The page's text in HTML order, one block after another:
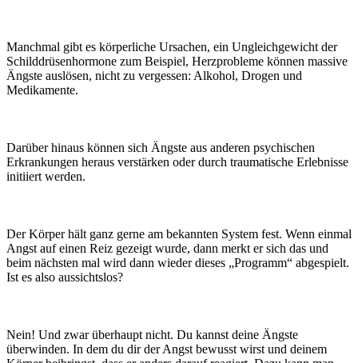
Manchmal gibt es körperliche Ursachen, ein Ungleichgewicht der
Schilddrüsenhormone zum Beispiel, Herzprobleme können massive
Ängste auslösen, nicht zu vergessen: Alkohol, Drogen und
Medikamente.
Darüber hinaus können sich Ängste aus anderen psychischen
Erkrankungen heraus verstärken oder durch traumatische Erlebnisse
initiiert werden.
Der Körper hält ganz gerne am bekannten System fest. Wenn einmal
Angst auf einen Reiz gezeigt wurde, dann merkt er sich das und
beim nächsten mal wird dann wieder dieses „Programm“ abgespielt.
Ist es also aussichtslos?
Nein! Und zwar überhaupt nicht. Du kannst deine Ängste
überwinden. In dem du dir der Angst bewusst wirst und deinem